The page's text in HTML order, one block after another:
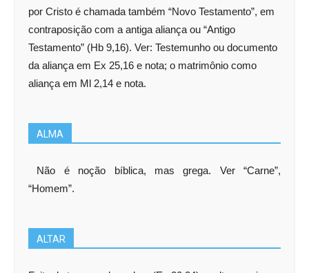
por Cristo é chamada também “Novo Testamento”, em
contraposição com a antiga aliança ou “Antigo
Testamento” (Hb 9,16). Ver: Testemunho ou documento
da aliança em Ex 25,16 e nota; o matrimônio como
aliança em Ml 2,14 e nota.
ALMA
Não é noção bíblica, mas grega. Ver “Carne”,
“Homem”.
ALTAR